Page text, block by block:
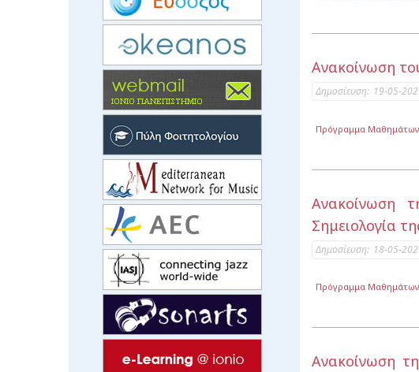
Ανακοίνωση
Δημοσίευση: 19-05-
Πρόγραμμα Μαθημάτων
Ανακοίνωση
Σημειολογία
Δημοσίευση: 18-05-
Πρόγραμμα Μαθημάτων
Ανακοίνωση